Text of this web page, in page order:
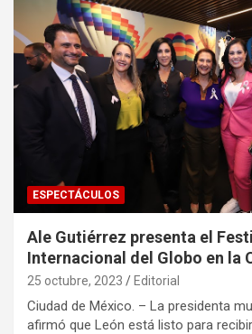
ESPECTÁCULOS
Ale Gutiérrez presenta el
Internacional del Globo en la
25 octubre, 2023 Editorial
Ciudad de México. – La presidenta
afirmó que León está listo para